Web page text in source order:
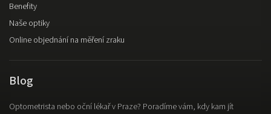
Benefity
Naše optiky
Online objednání na měření zraku
Blog
Optometrista nebo oční lékař v Praze? Poradíme vám, kdy kam jít